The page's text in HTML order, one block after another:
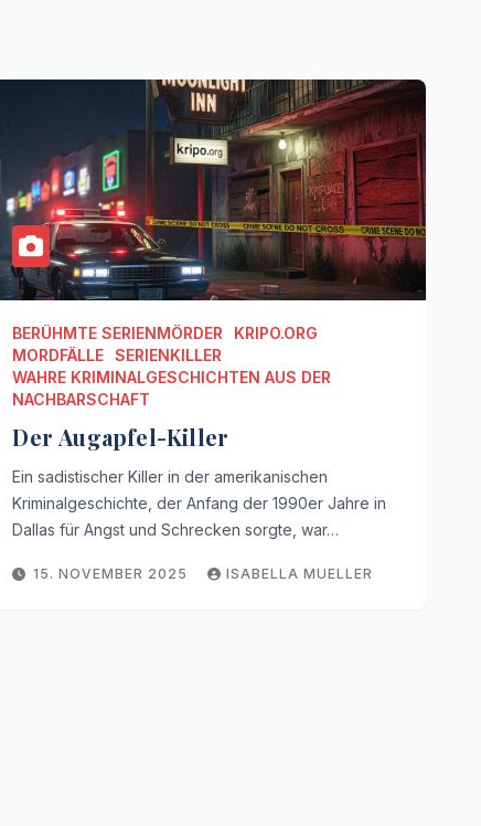
BERÜHMTE SERIENMÖRDER
KRIPO.ORG
MORDFÄLLE
SERIENKILLER
WAHRE KRIMINALGESCHICHTEN AUS DER
NACHBARSCHAFT
Der Augapfel-Killer
Ein sadistischer Killer in der amerikanischen
Kriminalgeschichte, der Anfang der 1990er Jahre in
Dallas für Angst und Schrecken sorgte, war…
15. NOVEMBER 2025 ISABELLA MUELLER